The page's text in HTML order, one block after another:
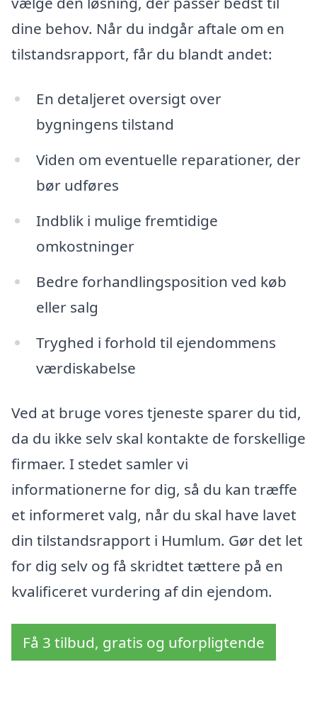
dine behov. Når du indgår aftale om en
tilstandsrapport, får du blandt andet:
En detaljeret oversigt over
bygningens tilstand
Viden om eventuelle reparationer, der
bør udføres
Indblik i mulige fremtidige
omkostninger
Bedre forhandlingsposition ved køb
eller salg
Tryghed i forhold til ejendommens
værdiskabelse
Ved at bruge vores tjeneste sparer du tid,
da du ikke selv skal kontakte de forskellige
firmaer. I stedet samler vi
informationerne for dig, så du kan træffe
et informeret valg, når du skal have lavet
din tilstandsrapport i Humlum. Gør det let
for dig selv og få skridtet tættere på en
kvalificeret vurdering af din ejendom.
Få 3 tilbud, gratis og uforpligtende